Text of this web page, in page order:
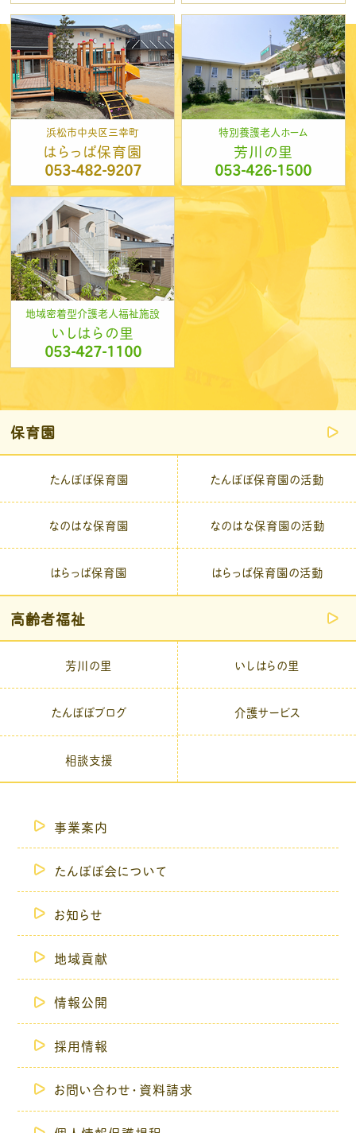
浜松市中央区三幸町
はらっぱ保育園
053-482-9207
特別養護老人ホーム
芳川の里
053-426-1500
地域密着型介護老人福祉施設
いしはらの里
053-427-1100
保育園
たんぽぽ保育園 たんぽぽ保育園の活動
なのはな保育園 なのはな保育園の活動
はらっぱ保育園 はらっぱ保育園の活動
高齢者福祉
芳川の里 いしはらの里
たんぽぽブログ 介護サービス
相談支援
事業案内
たんぽぽ会について
お知らせ
地域貢献
情報公開
採用情報
お問い合わせ・資料請求